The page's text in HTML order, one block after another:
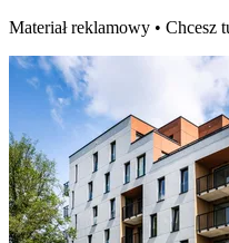
Materiał reklamowy • Chcesz